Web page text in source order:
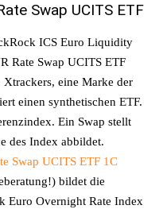
Swap UCITS ETF
ICS Euro Liquidity
Rate Swap UCITS ETF
eine Marke der
einen synthetischen ETF.
Ein Swap stellt
des Index abbildet.
Swap UCITS ETF 1C
bildet die
Euro Overnight Rate Index